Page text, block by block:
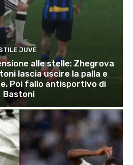
JUVE
alle stelle: Zhegrova
lascia uscire la palla e
Poi fallo antisportivo di
Bastoni